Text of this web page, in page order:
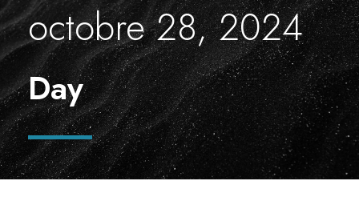
octobre 28, 2024
Day